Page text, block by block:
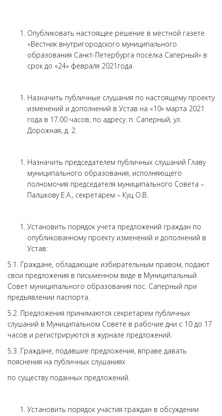
Опубликовать настоящее решение в местной газете
«Вестник внутригородского муниципального
образования Санкт-Петербурга поселка Саперный» в
срок до «24» февраля 2021года.
Назначить публичные слушания по настоящему проекту
изменений и дополнений в Устав на «10» марта 2021
года в 17.00 часов, по адресу: п. Саперный, ул.
Дорожная, д. 2.
Назначить председателем публичных слушаний Главу
муниципального образования, исполняющего
полномочия председателя муниципального Совета –
Палшкову Е.А., секретарем – Куц О.В.
Установить порядок учета предложений граждан по
опубликованному проекту изменений и дополнений в
Устав:
5.1. Граждане, обладающие избирательным правом, подают
свои предложения в письменном виде в Муниципальный
Совет муниципального образования пос. Саперный при
предъявлении паспорта.
5.2. Предложения принимаются секретарем публичных
слушаний в Муниципальном Совете в рабочие дни с 10 до 17
часов и регистрируются в журнале предложений.
5.3. Граждане, подавшие предложения, вправе давать
пояснения на публичных слушаниях
по существу поданных предложений.
Установить порядок участия граждан в обсуждении